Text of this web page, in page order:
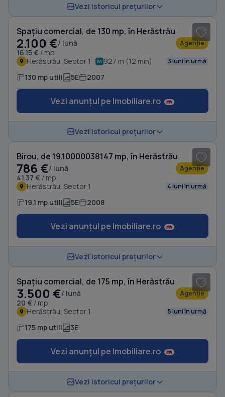
Vezi istoricul prețurilor
Spațiu comercial, de 130 mp, în Herăstrău
2.100 €/ lună
16.15 € / mp
Agenție
Herăstrău, Sector 1 927 m (12 min) 3 luni în urmă
130 mp utili 5E 2007
Vezi anunțul pe Imobiliare.ro
Vezi istoricul prețurilor
Birou, de 19.10000038147 mp, în Herăstrău
786 €/ lună
41.37 € / mp
Agenție
Herăstrău, Sector 1 4 luni în urmă
19,1 mp utili 5E 2008
Vezi anunțul pe Imobiliare.ro
Vezi istoricul prețurilor
Spațiu comercial, de 175 mp, în Herăstrău
3.500 €/ lună
20 € / mp
Agenție
Herăstrău, Sector 1 5 luni în urmă
175 mp utili 3E
Vezi anunțul pe Imobiliare.ro
Vezi istoricul prețurilor